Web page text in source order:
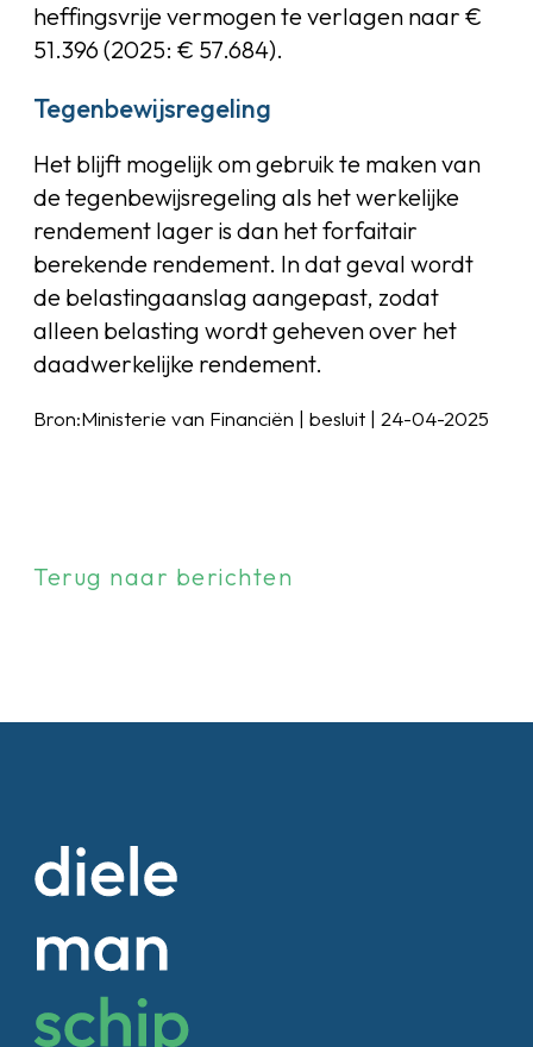
heffingsvrije vermogen te verlagen naar €
51.396 (2025: € 57.684).
Tegenbewijsregeling
Het blijft mogelijk om gebruik te maken van
de tegenbewijsregeling als het werkelijke
rendement lager is dan het forfaitair
berekende rendement. In dat geval wordt
de belastingaanslag aangepast, zodat
alleen belasting wordt geheven over het
daadwerkelijke rendement.
Bron:Ministerie van Financiën | besluit | 24-04-2025
Terug naar berichten